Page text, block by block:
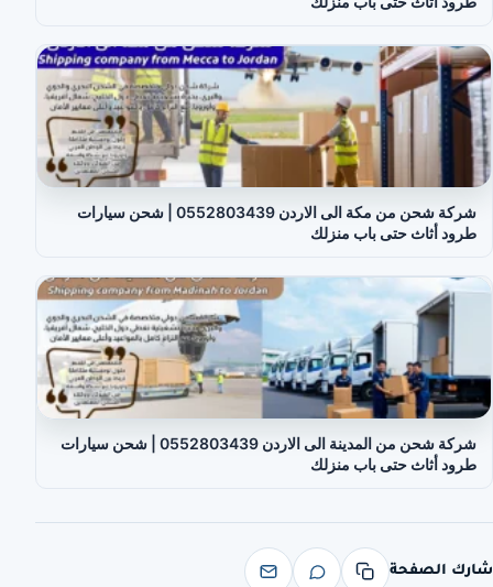
شركة شحن من مكة الى الاردن 0552803439 | شحن سيارات
طرود أثاث حتى باب منزلك
شركة شحن من المدينة الى الاردن 0552803439 | شحن سيارات
طرود أثاث حتى باب منزلك
شارك الصفحة